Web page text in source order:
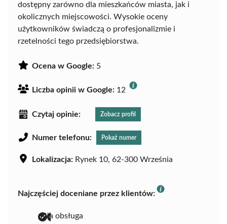
dostępny zarówno dla mieszkańców miasta, jak i
okolicznych miejscowości. Wysokie oceny
użytkowników świadczą o profesjonalizmie i
rzetelności tego przedsiębiorstwa.
Ocena w Google: 5
Liczba opinii w Google: 12
Czytaj opinie: Zobacz profil
Numer telefonu: Pokaż numer
Lokalizacja: Rynek 10, 62-300 Września
Najczęściej doceniane przez klientów:
miła obsługa